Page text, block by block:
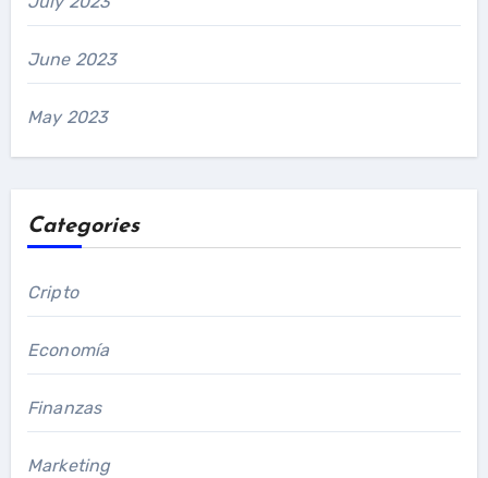
June 2023
May 2023
Categories
Cripto
Economía
Finanzas
Marketing